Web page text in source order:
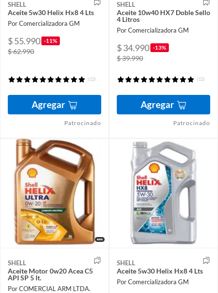
SHELL
Aceite 5w30 Helix Hx8 4 Lts
Por Comercializadora GM
$ 55.990 -11%
$ 62.990
(12)
Agregar
Patrocinado
SHELL
Aceite 10w40 HX7 Doble Sello
4 Litros
Por Comercializadora GM
$ 34.990 -13%
$ 39.990
(12)
Agregar
Patrocinado
SHELL
Aceite Motor 0w20 Acea C5
API SP 5 lt.
Por COMERCIAL ARM LTDA.
SHELL
Aceite 5w30 Helix Hx8 4 Lts
Por Comercializadora GM